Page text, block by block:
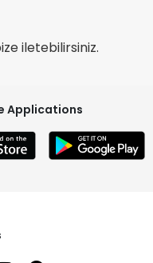
iletebilirsiniz.
Applications